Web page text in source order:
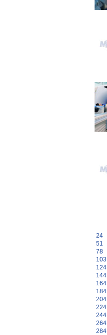
24
51
78
103
124
144
164
184
204
224
244
264
284